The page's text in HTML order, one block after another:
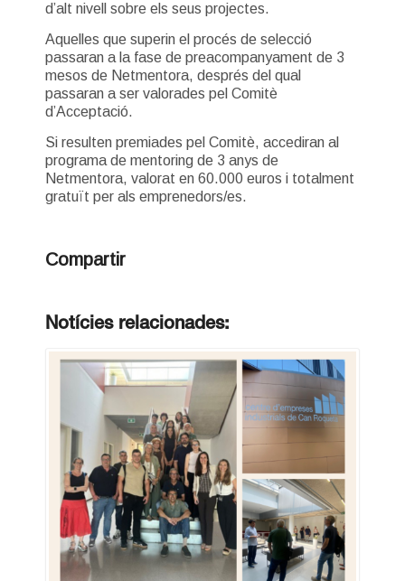
d’alt nivell sobre els seus projectes.
Aquelles que superin el procés de selecció
passaran a la fase de preacompanyament de 3
mesos de Netmentora, després del qual
passaran a ser valorades pel Comitè
d’Acceptació.
Si resulten premiades pel Comitè, accediran al
programa de mentoring de 3 anys de
Netmentora, valorat en 60.000 euros i totalment
gratuït per als emprenedors/es.
Compartir
Notícies relacionades: